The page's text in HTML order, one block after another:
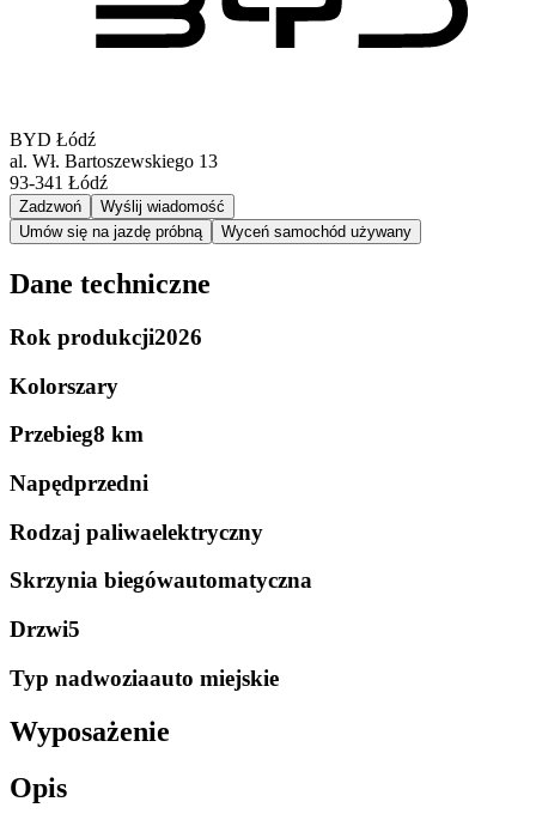
BYD Łódź
al. Wł. Bartoszewskiego 13
93-341 Łódź
Zadzwoń
Wyślij wiadomość
Umów się na jazdę próbną
Wyceń samochód używany
Dane techniczne
Rok produkcji2026
Kolorszary
Przebieg8 km
Napędprzedni
Rodzaj paliwaelektryczny
Skrzynia biegówautomatyczna
Drzwi5
Typ nadwoziaauto miejskie
Wyposażenie
Opis